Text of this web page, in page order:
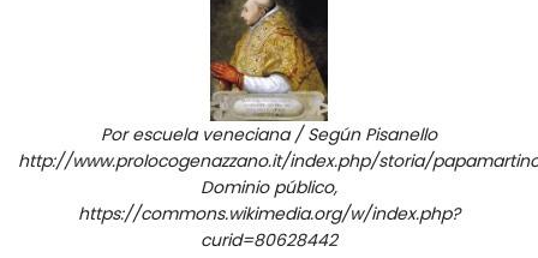
Por escuela veneciana / Según Pisanello
http://www.prolocogenazzano.it/index.php/storia/
Dominio público,
https://commons.wikimedia.org/w/index.php?
curid=80628442